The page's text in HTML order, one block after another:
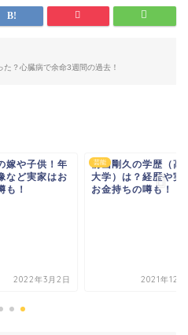
た？心臓病で余命3週間の過去！
嫁や子供！年
など実家はお
も！
2022年3月2日
芸能
前山剛久の学歴（高
大学）は？経歴や実
お金持ちの噂も！
2021年12